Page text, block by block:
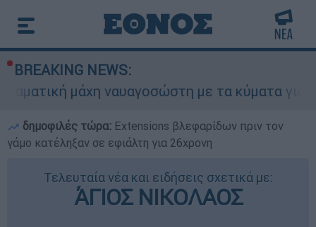
BREAKING NEWS:
ναυαγοσώστη με τα κύματα για να σώσει
δημοφιλές τώρα: Extensions βλεφαρίδων πριν τον
γάμο κατέληξαν σε εφιάλτη για 26χρονη
Τελευταία νέα και ειδήσεις σχετικά με:
ΆΓΙΟΣ ΝΙΚΟΛΑΟΣ